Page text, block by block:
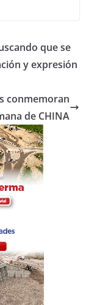
que se
y expresión
conmemoran
de CHINA